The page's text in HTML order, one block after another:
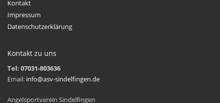
Kontakt
Impressum
Datenschutzerklärung
Kontakt zu uns
Tel: 07031-803636
Email: info@asv-sindelfingen.de
Angelsportverein Sindelfingen